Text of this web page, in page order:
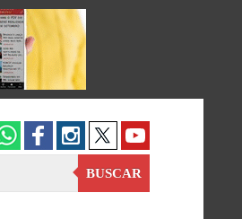
BUSCAR